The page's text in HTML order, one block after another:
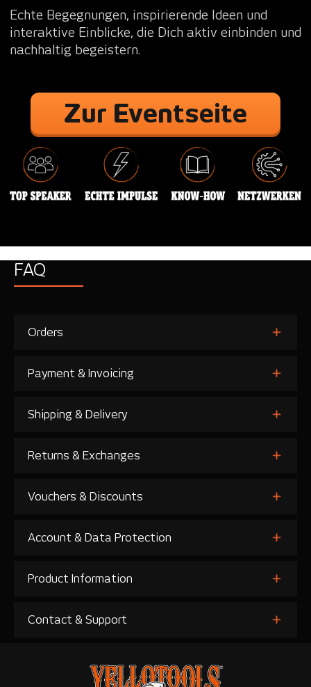
Echte Begegnungen, inspirierende Ideen und
interaktive Einblicke, die Dich aktiv einbinden und
nachhaltig begeistern.
Zur Eventseite
FAQ
Orders
Payment & Invoicing
Shipping & Delivery
Returns & Exchanges
Vouchers & Discounts
Account & Data Protection
Product Information
Contact & Support